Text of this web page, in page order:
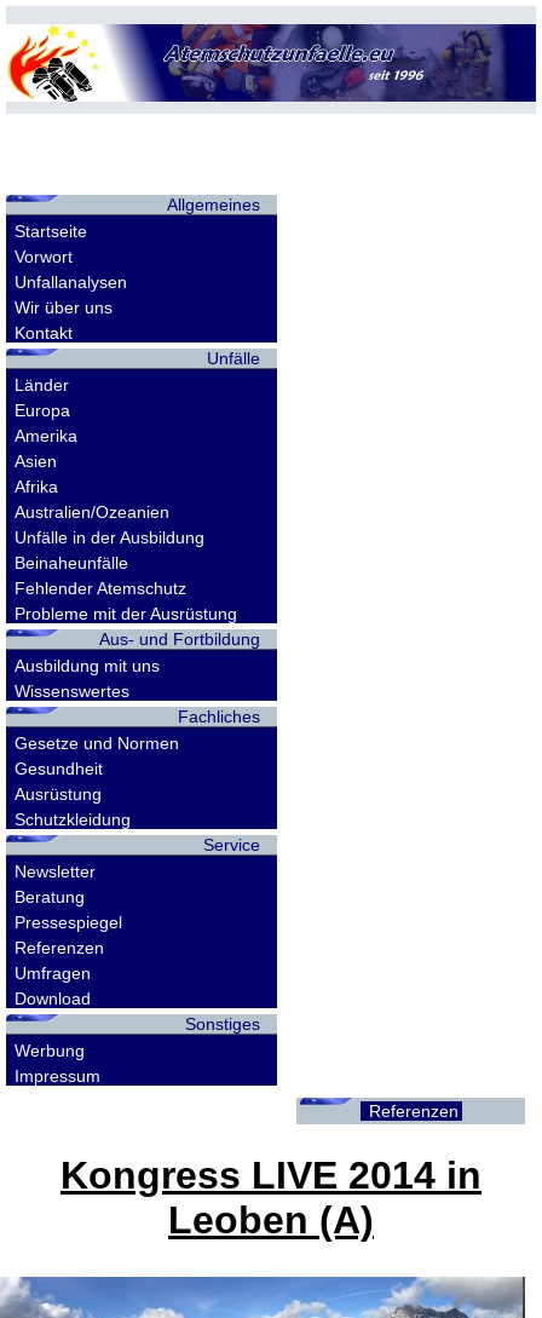
Allgemeines
Startseite
Vorwort
Unfallanalysen
Wir über uns
Kontakt
Unfälle
Länder
Europa
Amerika
Asien
Afrika
Australien/Ozeanien
Unfälle in der Ausbildung
Beinaheunfälle
Fehlender Atemschutz
Probleme mit der Ausrüstung
Aus- und Fortbildung
Ausbildung mit uns
Wissenswertes
Fachliches
Gesetze und Normen
Gesundheit
Ausrüstung
Schutzkleidung
Service
Newsletter
Beratung
Pressespiegel
Referenzen
Umfragen
Download
Sonstiges
Werbung
Impressum
Referenzen
Kongress LIVE 2014 in
Leoben (A)